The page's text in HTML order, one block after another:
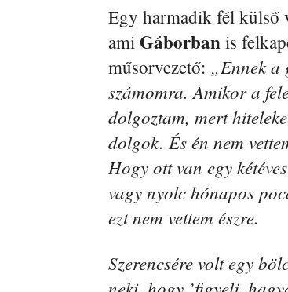
Egy harmadik fél külső
ami Gáborban is
műsorvezető: „Ennek a
számomra. Amikor a
dolgoztam, mert
dolgok. És én nem
Hogy ott van egy
vagy nyolc hónapos
ezt nem vettem észre.
Szerencsére volt egy